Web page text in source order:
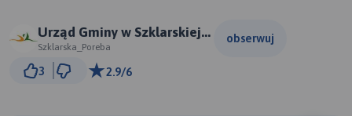
Urząd Gminy w Szklarskiej
Porębie
Szklarska_Poreba
obserwuj
3 2.9/6